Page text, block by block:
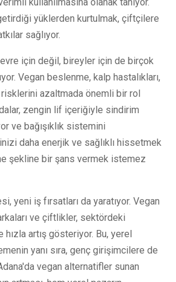
yüklerden kurtulmak, çiftçilere
sağlıyor.
için değil, bireyler için de birçok
Vegan beslenme, kalp hastalıkları,
azaltmada önemli bir rol
zengin lif içeriğiyle sindirim
ve bağışıklık sistemini
daha enerjik ve sağlıklı hissetmek
şekline bir şans vermek istemez
yeni iş fırsatları da yaratıyor. Vegan
ve çiftlikler, sektördeki
artış gösteriyor. Bu, yerel
yanı sıra, genç girişimcilere de
vegan alternatifler sunan